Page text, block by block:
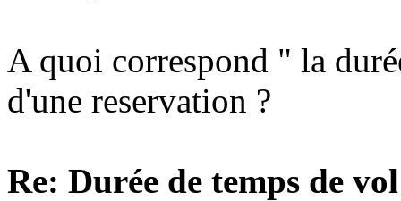
A quoi correspond " la
d'une reservation ?
Re: Durée de temps de vol